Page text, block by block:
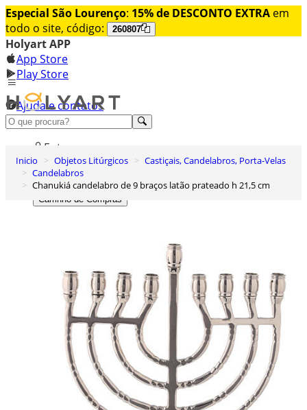
Especial São Lourenço: 15% de DESCONTO EXTRA em
todo o site, código:
260807
Holyart APP
App Store
Play Store
Ajuda e contatos
Conheça premium
Entrar
Lista de Desejos
0
Carrinho de Compras
Inicio Objetos Litúrgicos
Castiçais, Candelabros, Porta-Velas
Candelabros
Chanukiá candelabro de 9 braços latão prateado h 21,5 cm